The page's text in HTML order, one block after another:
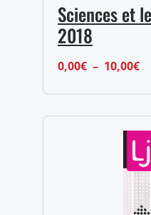
Sciences et
2018
0,00€ – 10,00€
à